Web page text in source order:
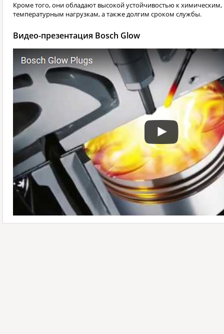
Кроме того, они обладают высокой устойчивостью к
температурным нагрузкам, а также долгим сроком службы.
Видео-презентация Bosch Glow